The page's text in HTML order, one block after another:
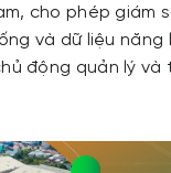
cho phép giám
và dữ liệu năng
động quản lý và